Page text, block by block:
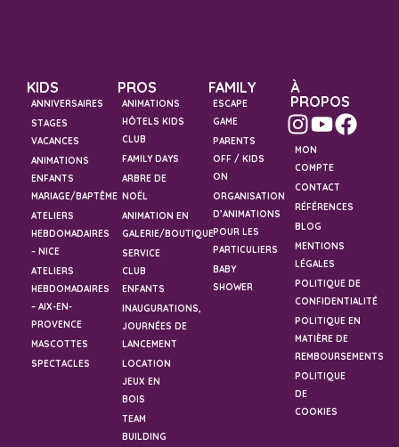
KIDS
ANNIVERSAIRES
STAGES
VACANCES
ANIMATIONS
ENFANTS
MARIAGE/BAPTÊME
ATELIERS
HEBDOMADAIRES
– NICE
ATELIERS
HEBDOMADAIRES
– AIX-EN-
PROVENCE
MASCOTTES
SPECTACLES
PROS
ANIMATIONS
HÔTELS KIDS
CLUB
FAMILY DAYS
ARBRE DE
NOËL
ANIMATION EN
GALERIE/BOUTIQUE
SERVICE
CLUB
ENFANTS
INAUGURATIONS,
JOURNÉES DE
LANCEMENT
LOCATION
JEUX EN
BOIS
TEAM
BUILDING
FAMILY
ESCAPE
GAME
PARENTS
OFF / KIDS
ON
ORGANISATION
D’ANIMATIONS
POUR LES
PARTICULIERS
BABY
SHOWER
À
PROPOS
MON
COMPTE
CONTACT
RÉFÉRENCES
BLOG
MENTIONS
LÉGALES
POLITIQUE DE
CONFIDENTIALITÉ
POLITIQUE EN
MATIÈRE DE
REMBOURSEMENTS
POLITIQUE
DE
COOKIES